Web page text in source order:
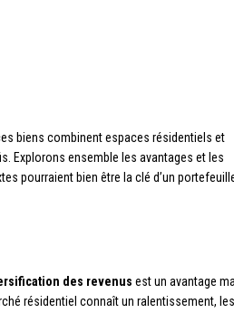
biens combinent espaces résidentiels et
Explorons ensemble les avantages et les
pourraient bien être la clé d’un
des revenus est un avantage
résidentiel connaît un ralentissement,